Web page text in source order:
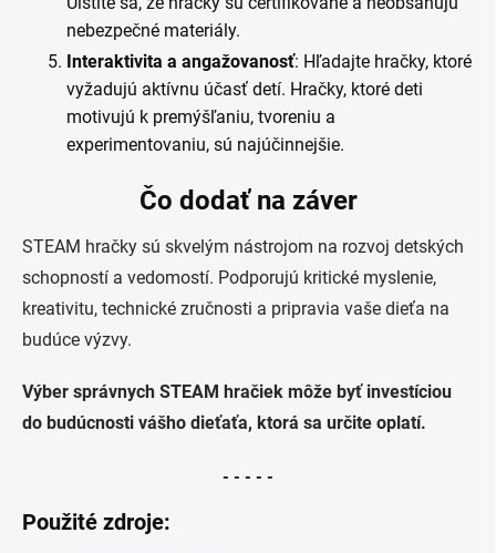
nebezpečné materiály.
Interaktivita a angažovanosť: Hľadajte hračky, ktoré
vyžadujú aktívnu účasť detí. Hračky, ktoré deti
motivujú k premýšľaniu, tvoreniu a
experimentovaniu, sú najúčinnejšie.
Čo dodať na záver
STEAM hračky sú skvelým nástrojom na rozvoj detských
schopností a vedomostí. Podporujú kritické myslenie,
kreativitu, technické zručnosti a pripravia vaše dieťa na
budúce výzvy.
Výber správnych STEAM hračiek môže byť investíciou
do budúcnosti vášho dieťaťa, ktorá sa určite oplatí.
- - - - -
Použité zdroje: